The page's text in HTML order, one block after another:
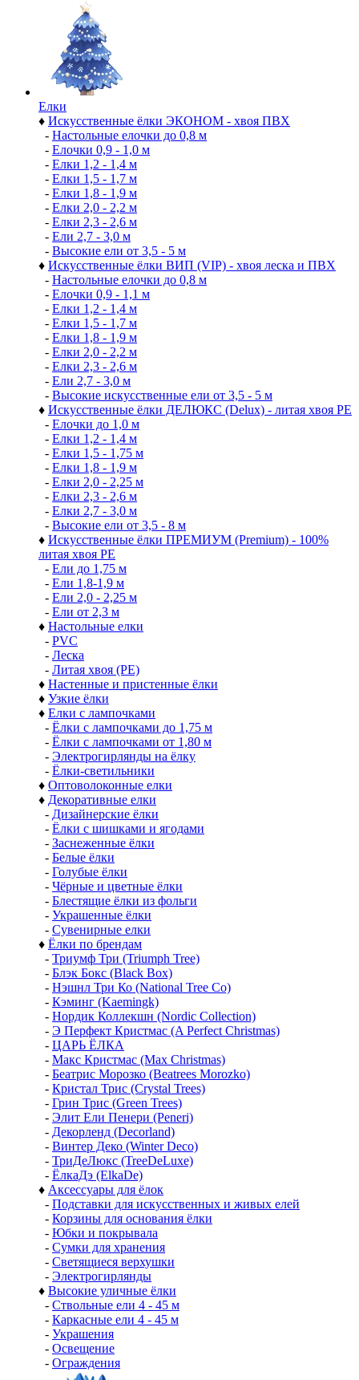
Елки
♦ Искусственные ёлки ЭКОНОМ - хвоя ПВХ
- Настольные елочки до 0,8 м
- Елочки 0,9 - 1,0 м
- Елки 1,2 - 1,4 м
- Елки 1,5 - 1,7 м
- Елки 1,8 - 1,9 м
- Елки 2,0 - 2,2 м
- Елки 2,3 - 2,6 м
- Ели 2,7 - 3,0 м
- Высокие ели от 3,5 - 5 м
♦ Искусственные ёлки ВИП (VIP) - хвоя леска и ПВХ
- Настольные елочки до 0,8 м
- Елочки 0,9 - 1,1 м
- Елки 1,2 - 1,4 м
- Елки 1,5 - 1,7 м
- Елки 1,8 - 1,9 м
- Елки 2,0 - 2,2 м
- Елки 2,3 - 2,6 м
- Ели 2,7 - 3,0 м
- Высокие искусственные ели от 3,5 - 5 м
♦ Искусственные ёлки ДЕЛЮКС (Delux) - литая хвоя РЕ
- Елочки до 1,0 м
- Елки 1,2 - 1,4 м
- Елки 1,5 - 1,75 м
- Елки 1,8 - 1,9 м
- Елки 2,0 - 2,25 м
- Елки 2,3 - 2,6 м
- Елки 2,7 - 3,0 м
- Высокие ели от 3,5 - 8 м
♦ Искусственные ёлки ПРЕМИУМ (Premium) - 100%
литая хвоя РЕ
- Ели до 1,75 м
- Ели 1,8-1,9 м
- Ели 2,0 - 2,25 м
- Ели от 2,3 м
♦ Настольные елки
- PVC
- Леска
- Литая хвоя (РЕ)
♦ Настенные и пристенные ёлки
♦ Узкие ёлки
♦ Елки с лампочками
- Ёлки с лампочками до 1,75 м
- Ёлки с лампочками от 1,80 м
- Электрогирлянды на ёлку
- Ёлки-светильники
♦ Оптоволоконные елки
♦ Декоративные елки
- Дизайнерские ёлки
- Ёлки с шишками и ягодами
- Заснеженные ёлки
- Белые ёлки
- Голубые ёлки
- Чёрные и цветные ёлки
- Блестящие ёлки из фольги
- Украшенные ёлки
- Сувенирные елки
♦ Ёлки по брендам
- Триумф Три (Triumph Tree)
- Блэк Бокс (Black Box)
- Нэшнл Три Ко (National Tree Co)
- Кэминг (Kaemingk)
- Нордик Коллекшн (Nordic Collection)
- Э Перфект Кристмас (A Perfect Christmas)
- ЦАРЬ ЁЛКА
- Макс Кристмас (Max Christmas)
- Беатрис Морозко (Beatrees Morozko)
- Кристал Трис (Crystal Trees)
- Грин Трис (Green Trees)
- Элит Ели Пенери (Peneri)
- Декорленд (Decorland)
- Винтер Деко (Winter Deco)
- ТриДеЛюкс (TreeDeLuxe)
- ЁлкаДэ (ElkaDe)
♦ Аксессуары для ёлок
- Подставки для искусственных и живых елей
- Корзины для основания ёлки
- Юбки и покрывала
- Сумки для хранения
- Светящиеся верхушки
- Электрогирлянды
♦ Высокие уличные ёлки
- Ствольные ели 4 - 45 м
- Каркасные ели 4 - 45 м
- Украшения
- Освещение
- Ограждения